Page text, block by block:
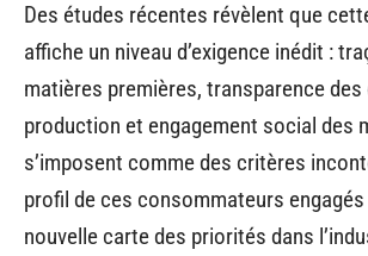
Des études récentes révèlent que
affiche un niveau d’exigence inédit :
matières premières, transparence
production et engagement social des
s’imposent comme des critères
profil de ces consommateurs
nouvelle carte des priorités dans